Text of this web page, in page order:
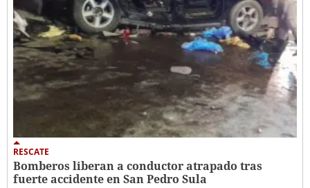
RESCATE
Bomberos liberan a conductor atrapado tras
fuerte accidente en San Pedro Sula